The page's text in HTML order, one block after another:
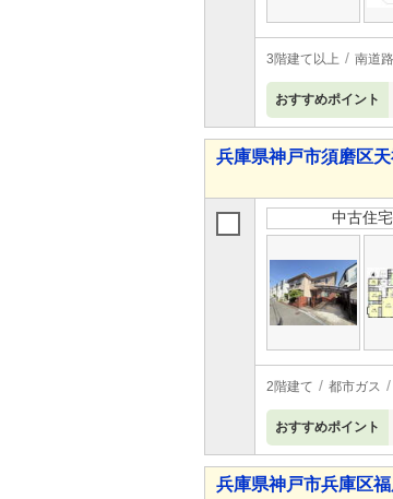
3階建て以上 南道路
おすすめポイント
兵庫県神戸市須磨区
中古住宅
2階建て 都市ガス
おすすめポイント
兵庫県神戸市兵庫区